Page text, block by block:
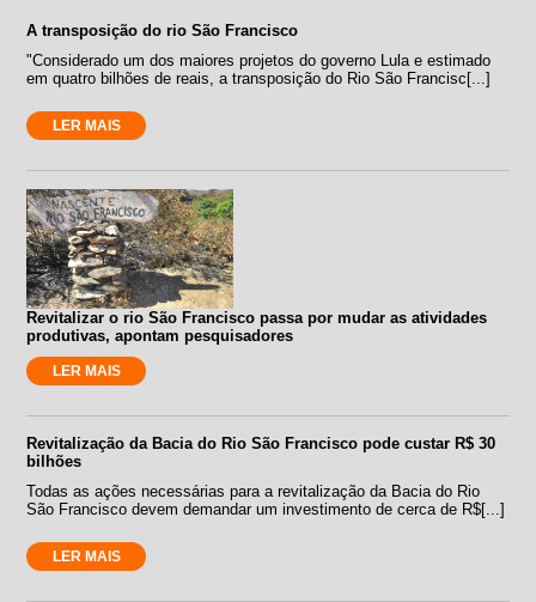
A transposição do rio São Francisco
"Considerado um dos maiores projetos do governo Lula e estimado
em quatro bilhões de reais, a transposição do Rio São Francisc[...]
LER MAIS
Revitalizar o rio São Francisco passa por mudar as atividades
produtivas, apontam pesquisadores
LER MAIS
Revitalização da Bacia do Rio São Francisco pode custar R$ 30
bilhões
Todas as ações necessárias para a revitalização da Bacia do Rio
São Francisco devem demandar um investimento de cerca de R$[...]
LER MAIS